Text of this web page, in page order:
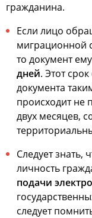
гражданина.
Если лицо
миграционной
то документ
дней. Этот
документа
происходит не
двух месяцев,
Следует знать,
личность
подачи
следует